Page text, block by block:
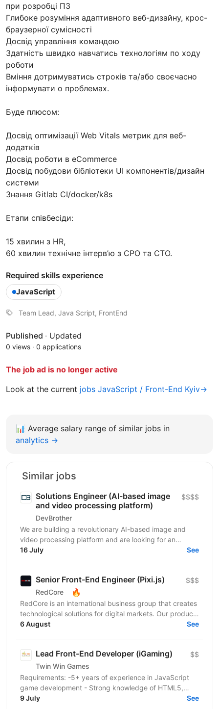
при розробці ПЗ
Глибоке розуміння адаптивного веб-дизайну, крос-
браузерної сумісності
Досвід управління командою
Здатність швидко навчатись технологіям по ходу
роботи
Вміння дотримуватись строків та/або своєчасно
інформувати о проблемах.
Буде плюсом:
Досвід оптимізації Web Vitals метрик для веб-
додатків
Досвід роботи в eCommerce
Досвід побудови бібліотеки UI компонентів/дизайн
системи
Знання Gitlab CI/docker/k8s
Етапи співбесіди:
15 хвилин з HR,
60 хвилин технічне інтерв’ю з СРО та СТО.
Required skills experience
JavaScript
Team Lead, Java Script, FrontEnd
Published · Updated
0 views · 0 applications
The job ad is no longer active
Look at the current jobs JavaScript / Front-End Kyiv→
📊 Average salary range of similar jobs in
analytics →
Similar jobs
Solutions Engineer (AI-based image
and video processing platform)
DevBrother
$$$$
We are building a revolutionary AI-based image and
video processing platform and are looking for an
Integrations Engineer to help expand our customer
16 July See
Senior Front-End Engineer (Pixi.js)
RedCore 🔥
$$$
RedCore is an international business group that creates
technological solutions for digital markets. Our products
and services cover fintech, marketing,...
6 August See
Lead Front-End Developer (iGaming)
Twin Win Games
$$
Requirements: -5+ years of experience in JavaScript
game development - Strong knowledge of HTML5,
Canvas API, and DOM manipulation -Proven track
9 July See